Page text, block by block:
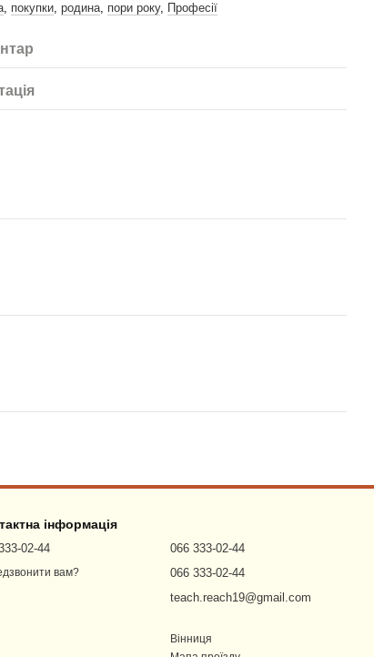
, покупки, родина, пори року, Професії
інформація
02-44
вам?
066 333-02-44
066 333-02-44
teach.reach19@gmail.com
Вінниця